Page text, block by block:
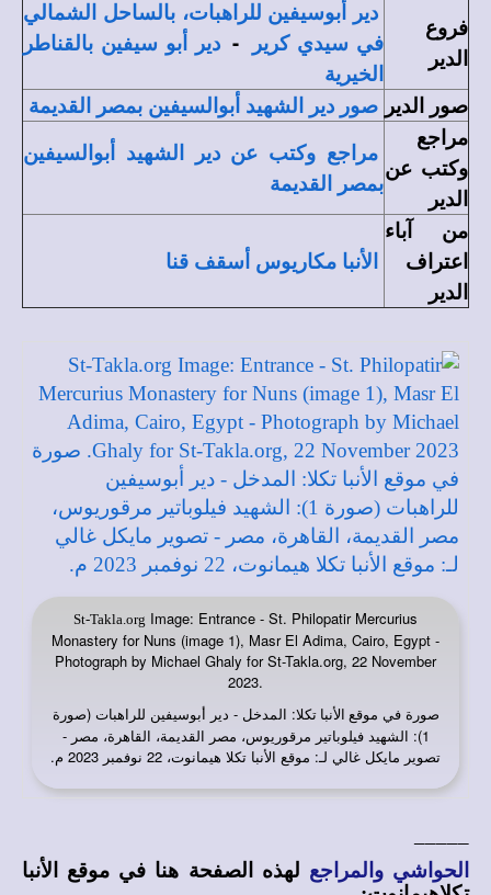
فروع
الدير
دير أبوسيفين للراهبات، بالساحل الشمالي
في سيدي كرير
- دير أبو سيفين بالقناطر
الخيرية
صور الدير صور دير الشهيد أبوالسيفين بمصر القديمة
مراجع
وكتب عن
الدير
مراجع وكتب عن دير الشهيد أبوالسيفين
بمصر القديمة
من آباء
اعتراف
الدير
الأنبا مكاريوس أسقف قنا
St-Takla.org Image: Entrance - St. Philopatir Mercurius
Monastery for Nuns (image 1), Masr El Adima, Cairo, Egypt -
Photograph by Michael Ghaly for St-Takla.org, 22 November
2023.
صورة في موقع الأنبا تكلا: المدخل - دير أبوسيفين للراهبات (صورة
1): الشهيد فيلوباتير مرقوريوس، مصر القديمة، القاهرة، مصر -
تصوير مايكل غالي لـ: موقع الأنبا تكلا هيمانوت، 22 نوفمبر 2023 م.
الحواشي والمراجع لهذه الصفحة هنا في موقع الأنبا